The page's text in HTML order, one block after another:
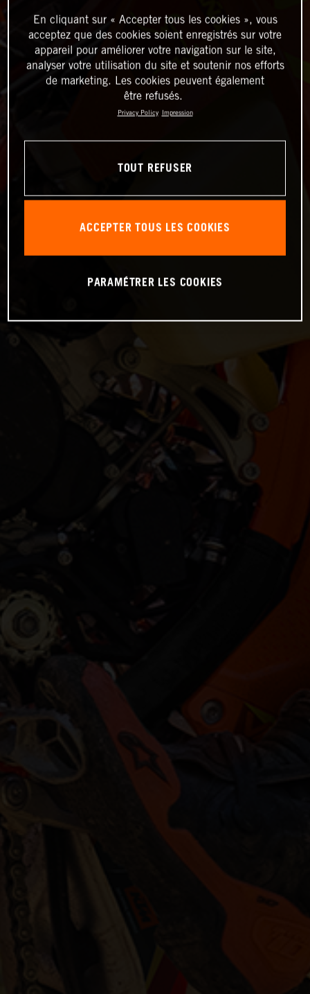
En cliquant sur « Accepter tous les cookies », vous
acceptez que des cookies soient enregistrés sur votre
appareil pour améliorer votre navigation sur le site,
analyser votre utilisation du site et soutenir nos efforts
de marketing. Les cookies peuvent également
être refusés.
Privacy Policy Impression
TOUT REFUSER
ACCEPTER TOUS LES COOKIES
PARAMÉTRER LES COOKIES